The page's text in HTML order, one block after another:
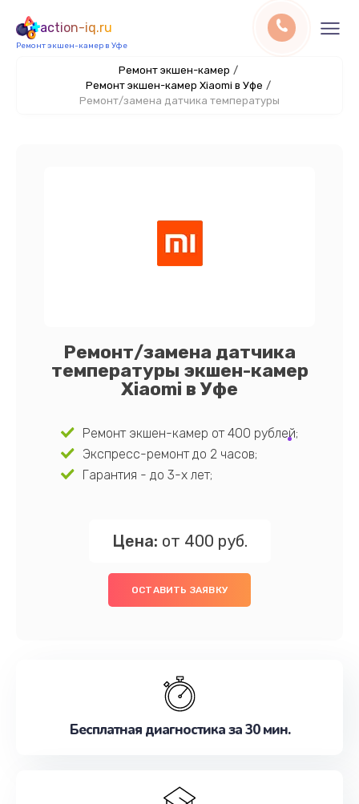
action-iq.ru
Ремонт экшен-камер в Уфе
Ремонт экшен-камер /
Ремонт экшен-камер Xiaomi в Уфе /
Ремонт/замена датчика температуры
Ремонт/замена датчика
температуры экшен-камер
Xiaomi в Уфе
Ремонт экшен-камер от 400 рублей;
Экспресс-ремонт до 2 часов;
Гарантия - до 3-х лет;
Цена: от 400 руб.
ОСТАВИТЬ ЗАЯВКУ
Бесплатная диагностика за 30 мин.